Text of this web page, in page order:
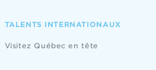
TALENTS INTERNATIONAUX
Visitez Québec en tête